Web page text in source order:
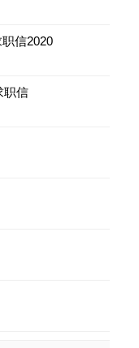
信2020
职信